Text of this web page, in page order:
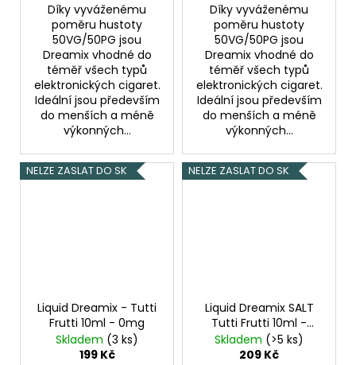
Díky vyváženému
poměru hustoty
50VG/50PG jsou
Dreamix vhodné do
téměř všech typů
elektronických cigaret.
Ideální jsou především
do menších a méně
výkonných...
Díky vyváženému
poměru hustoty
50VG/50PG jsou
Dreamix vhodné do
téměř všech typů
elektronických cigaret.
Ideální jsou především
do menších a méně
výkonných...
NELZE ZASLAT DO SK
Liquid Dreamix - Tutti
Frutti 10ml - 0mg
Skladem (3 ks)
199 Kč
NELZE ZASLAT DO SK
Liquid Dreamix SALT
Tutti Frutti 10ml -
20mg
Skladem (>5 ks)
209 Kč